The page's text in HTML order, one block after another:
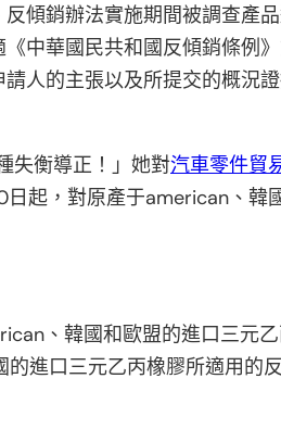
傾銷辦法實施期間被調查產
中華國民共和國反傾銷條例
人的主張以及所提交的概況
失衡導正！」她對汽車零件貿
起，對原產于american、韓
、韓國和歐盟的進口三元
進口三元乙丙橡膠所適用的